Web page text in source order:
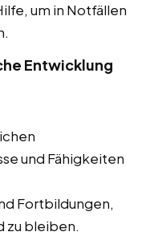
um in Notfällen
Entwicklung
und Fähigkeiten
Fortbildungen,
zu bleiben.